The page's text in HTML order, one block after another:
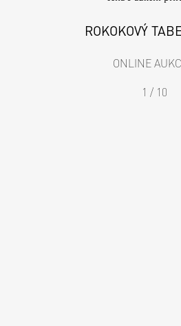
ROKOKOVÝ
ONLINE
1 / 10